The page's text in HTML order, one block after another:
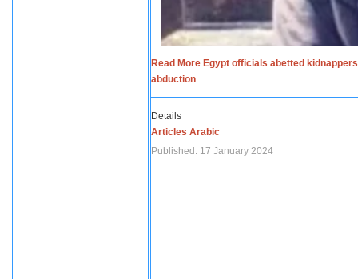
Read More Egypt officials abetted
abduction
Details
Articles Arabic
Published: 17 January 2024